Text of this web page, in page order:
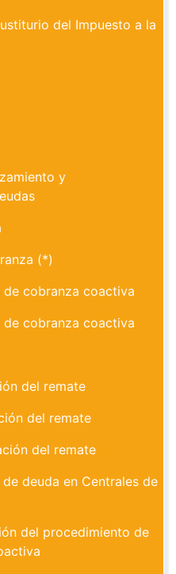
del Impuesto a la
y
(*)
de cobranza coactiva
de cobranza coactiva
del remate
del remate
del remate
de deuda en Centrales de
del procedimiento de